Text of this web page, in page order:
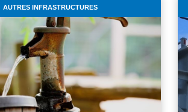
AUTRES INFRASTRUCTURES